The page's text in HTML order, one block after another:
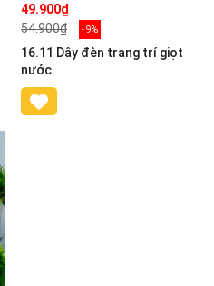
49.900₫
54.900₫
- 9%
16.11 Dây đèn trang trí giọt
nước